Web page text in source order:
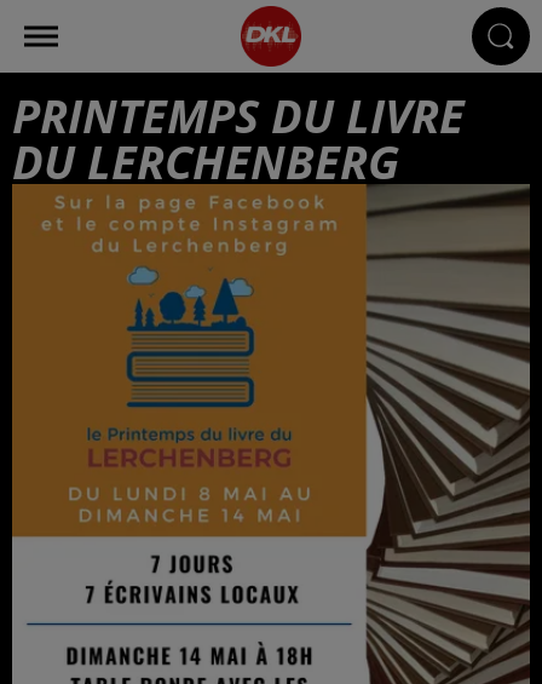
PRINTEMPS DU LIVRE
DU LERCHENBERG